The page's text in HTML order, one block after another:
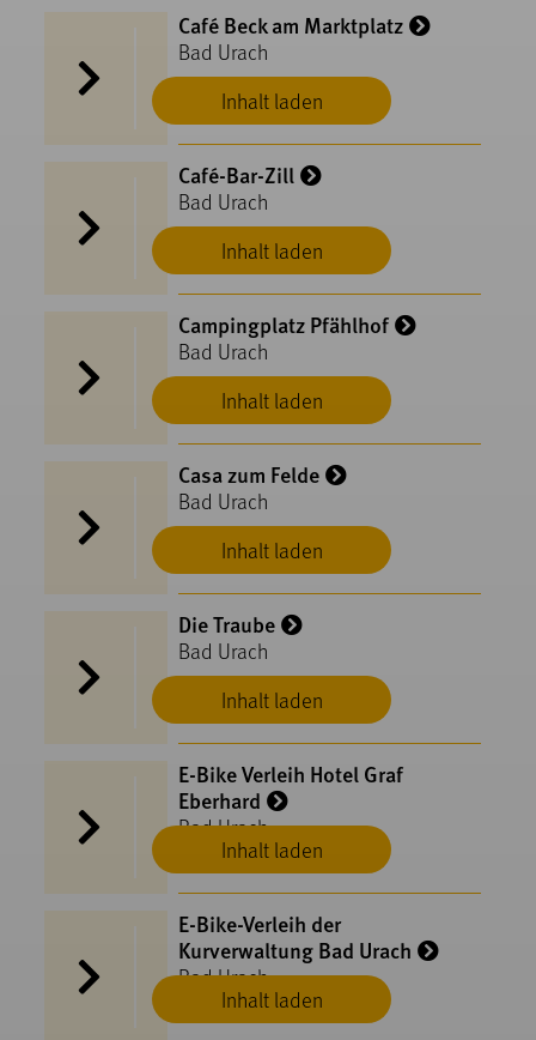
Inhalt laden
Café Beck am Marktplatz
Bad Urach
Inhalt laden
Café-Bar-Zill
Bad Urach
Inhalt laden
Campingplatz Pfählhof
Bad Urach
Inhalt laden
Casa zum Felde
Bad Urach
Inhalt laden
Die Traube
Bad Urach
Inhalt laden
E-Bike Verleih Hotel Graf
Eberhard
Bad Urach
Inhalt laden
E-Bike-Verleih der
Kurverwaltung Bad Urach
Bad Urach